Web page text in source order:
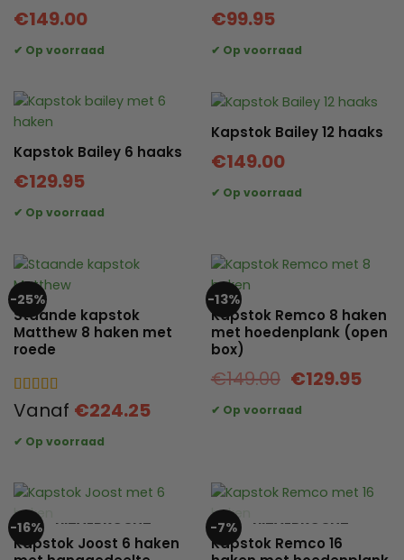
€149.00 €99.95
Kapstok Bailey 6 haaks
€129.95
Kapstok Bailey 12 haaks
€149.00
-25%
Staande kapstok
Matthew 8 haken met
roede
Gewaardeerd
5uit 5
Vanaf €224.25
-13%
Kapstok Remco 8 haken
met hoedenplank (open
box)
€149.00
was:
€129.95
-16% UITVERKOCHT
Kapstok Joost 6 haken
-7% UITVERKOCHT
Kapstok Remco 16